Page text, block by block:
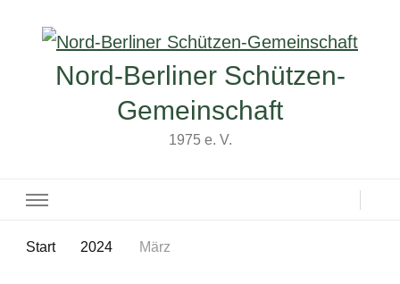
Nord-Berliner Schützen-
Gemeinschaft
1975 e. V.
Start 2024 März